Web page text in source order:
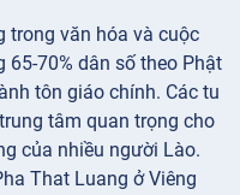
trong văn hóa và cuộc
70% dân số theo Phật
tôn giáo chính. Các tu
tâm quan trọng cho
của nhiều người Lào.
That Luang ở Viêng